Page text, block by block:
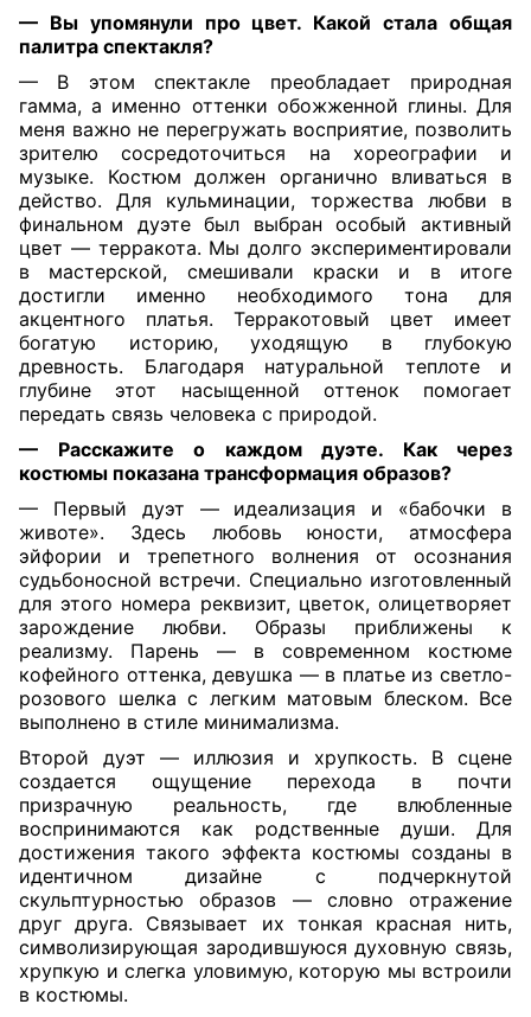
— Вы упомянули про цвет. Какой стала общая
палитра спектакля?
— В этом спектакле преобладает природная
гамма, а именно оттенки обожженной глины. Для
меня важно не перегружать восприятие, позволить
зрителю сосредоточиться на хореографии и
музыке. Костюм должен органично вливаться в
действо. Для кульминации, торжества любви в
финальном дуэте был выбран особый активный
цвет — терракота. Мы долго экспериментировали
в мастерской, смешивали краски и в итоге
достигли именно необходимого тона для
акцентного платья. Терракотовый цвет имеет
богатую историю, уходящую в глубокую
древность. Благодаря натуральной теплоте и
глубине этот насыщенной оттенок помогает
передать связь человека с природой.
— Расскажите о каждом дуэте. Как через
костюмы показана трансформация образов?
— Первый дуэт — идеализация и «бабочки в
животе». Здесь любовь юности, атмосфера
эйфории и трепетного волнения от осознания
судьбоносной встречи. Специально изготовленный
для этого номера реквизит, цветок, олицетворяет
зарождение любви. Образы приближены к
реализму. Парень — в современном костюме
кофейного оттенка, девушка — в платье из светло-
розового шелка с легким матовым блеском. Все
выполнено в стиле минимализма.
Второй дуэт — иллюзия и хрупкость. В сцене
создается ощущение перехода в почти
призрачную реальность, где влюбленные
воспринимаются как родственные души. Для
достижения такого эффекта костюмы созданы в
идентичном дизайне с подчеркнутой
скульптурностью образов — словно отражение
друг друга. Связывает их тонкая красная нить,
символизирующая зародившуюся духовную связь,
хрупкую и слегка уловимую, которую мы встроили
в костюмы.